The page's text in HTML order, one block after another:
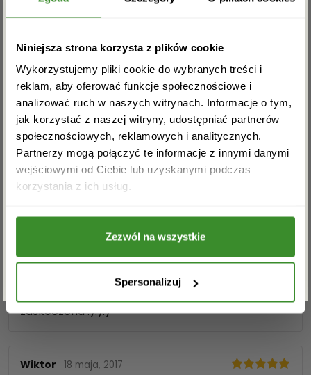
Niniejsza strona korzysta z plików cookie
Wykorzystujemy pliki cookie do wybranych treści i
reklam, aby oferować funkcje społecznościowe i
analizować ruch w naszych witrynach. Informacje o tym,
jak korzystać z naszej witryny, udostępniać partnerów
społecznościowych, reklamowych i analitycznych.
Partnerzy mogą połączyć te informacje z innymi danymi
wejściowymi od Ciebie lub uzyskanymi podczas
korzystania z ich usług.
Zezwól na wszystkie
Spersonalizuj
radosne życzenia.
róża 7 szt., zieleń dekoracyjna, kokarda.
* Wielkość produktu: na zdjęciu przedstawiony jest
produkt średniej wielkości.
OPINIE
na 5
Adaś 10 stycznia, 2016
Dziękuję Wam.
zaskoczona :):):)
Wiktor 18 maja, 2017
Zapisz się do newslettera i zgarnij
rabat na pierwsze zakupy!
Akceptuję regulamin i wyrażam zgodę na
przetwarzanie powyższych danych osobowych
ZAPISZ SIĘ